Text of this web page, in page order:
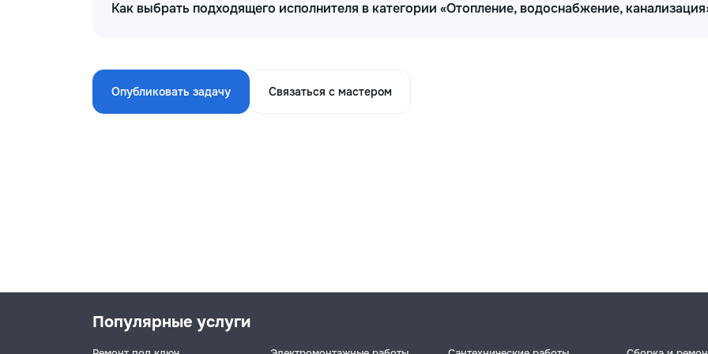
Как выбрать подходящего исполнителя в категории «Отопление, водоснабжение,
Опубликовать задачу Связаться с мастером
Популярные услуги